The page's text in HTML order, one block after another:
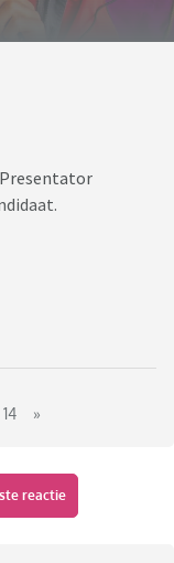
Presentator
Slimste Mens-duo
Mens-tv-
22 juli 2024 te
14 »
reactie